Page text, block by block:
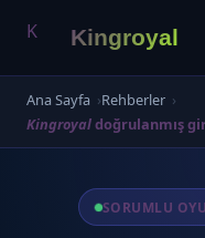
atla
·
öğretici
K Kingroyal
Ana Sayfa
Rehberler
Kingroyaldoğrulanmış
SORUMLU